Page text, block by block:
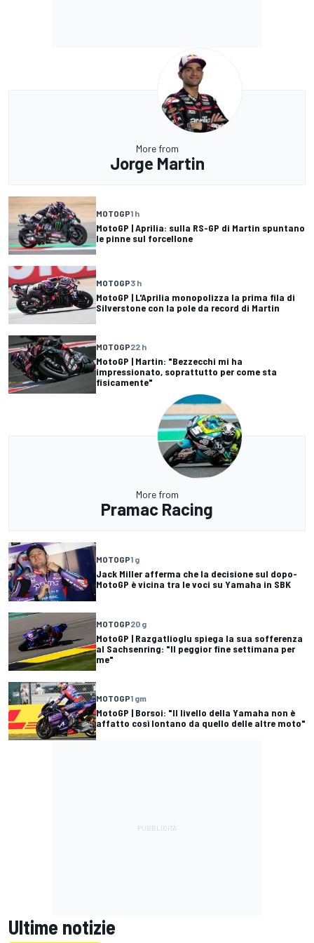
More from
Jorge Martin
MOTOGP1 h
MotoGP | Aprilia: sulla RS-GP di Martin spuntano
le pinne sul forcellone
MOTOGP3 h
MotoGP | L'Aprilia monopolizza la prima fila di
Silverstone con la pole da record di Martin
MOTOGP22 h
MotoGP | Martin: "Bezzecchi mi ha
impressionato, soprattutto per come sta
fisicamente"
More from
Pramac Racing
MOTOGP1 g
Jack Miller afferma che la decisione sul dopo-
MotoGP è vicina tra le voci su Yamaha in SBK
MOTOGP20 g
MotoGP | Razgatlioglu spiega la sua sofferenza
al Sachsenring: "Il peggior fine settimana per
me"
MOTOGP1 gm
MotoGP | Borsoi: "Il livello della Yamaha non è
affatto così lontano da quello delle altre moto"
Ultime notizie